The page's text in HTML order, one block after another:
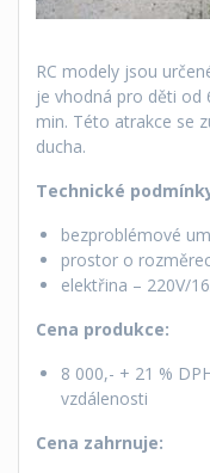
RC modely jsou
je vhodná pro děti od
min. Této atrakce se
ducha.
Technické
bezproblémové
prostor o
elektřina – 220V/
Cena produkce:
8 000,- + 21 %
vzdálenosti
Cena zahrnuje: